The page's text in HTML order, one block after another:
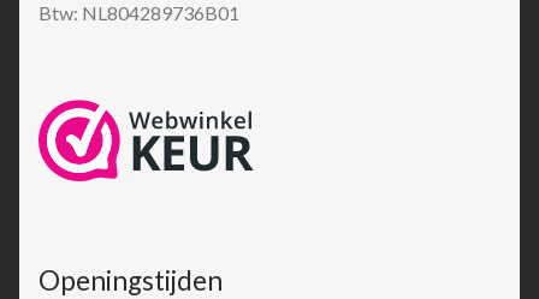
Btw: NL804289736B01
Openingstijden